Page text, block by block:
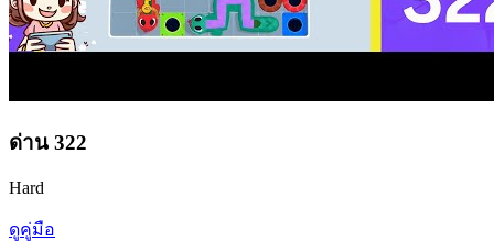
ด่าน 322
Hard
ดูคู่มือ